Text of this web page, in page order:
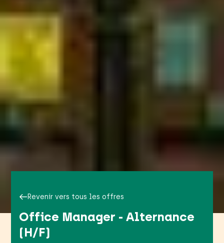
Revenir vers tous les offres
Office Manager - Alternance
(H/F)